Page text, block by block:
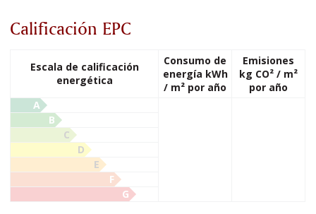
Calificación EPC
Escala de calificación
energética
Consumo de
energía kWh
/ m² por año
Emisiones
kg CO² / m²
por año
A
B
C
D
E
F
G